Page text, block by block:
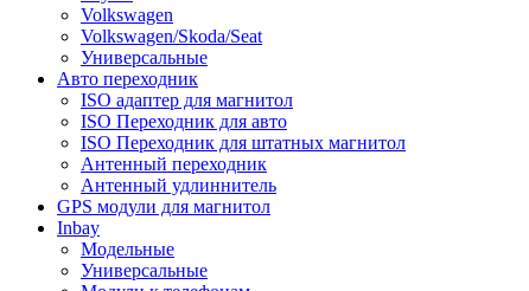
Volkswagen
Volkswagen/Skoda/Seat
Универсальные
Авто переходник
ISO адаптер для магнитол
ISO Переходник для авто
ISO Переходник для штатных магнитол
Антенный переходник
Антенный удлиннитель
GPS модули для магнитол
Inbay
Модельные
Универсальные